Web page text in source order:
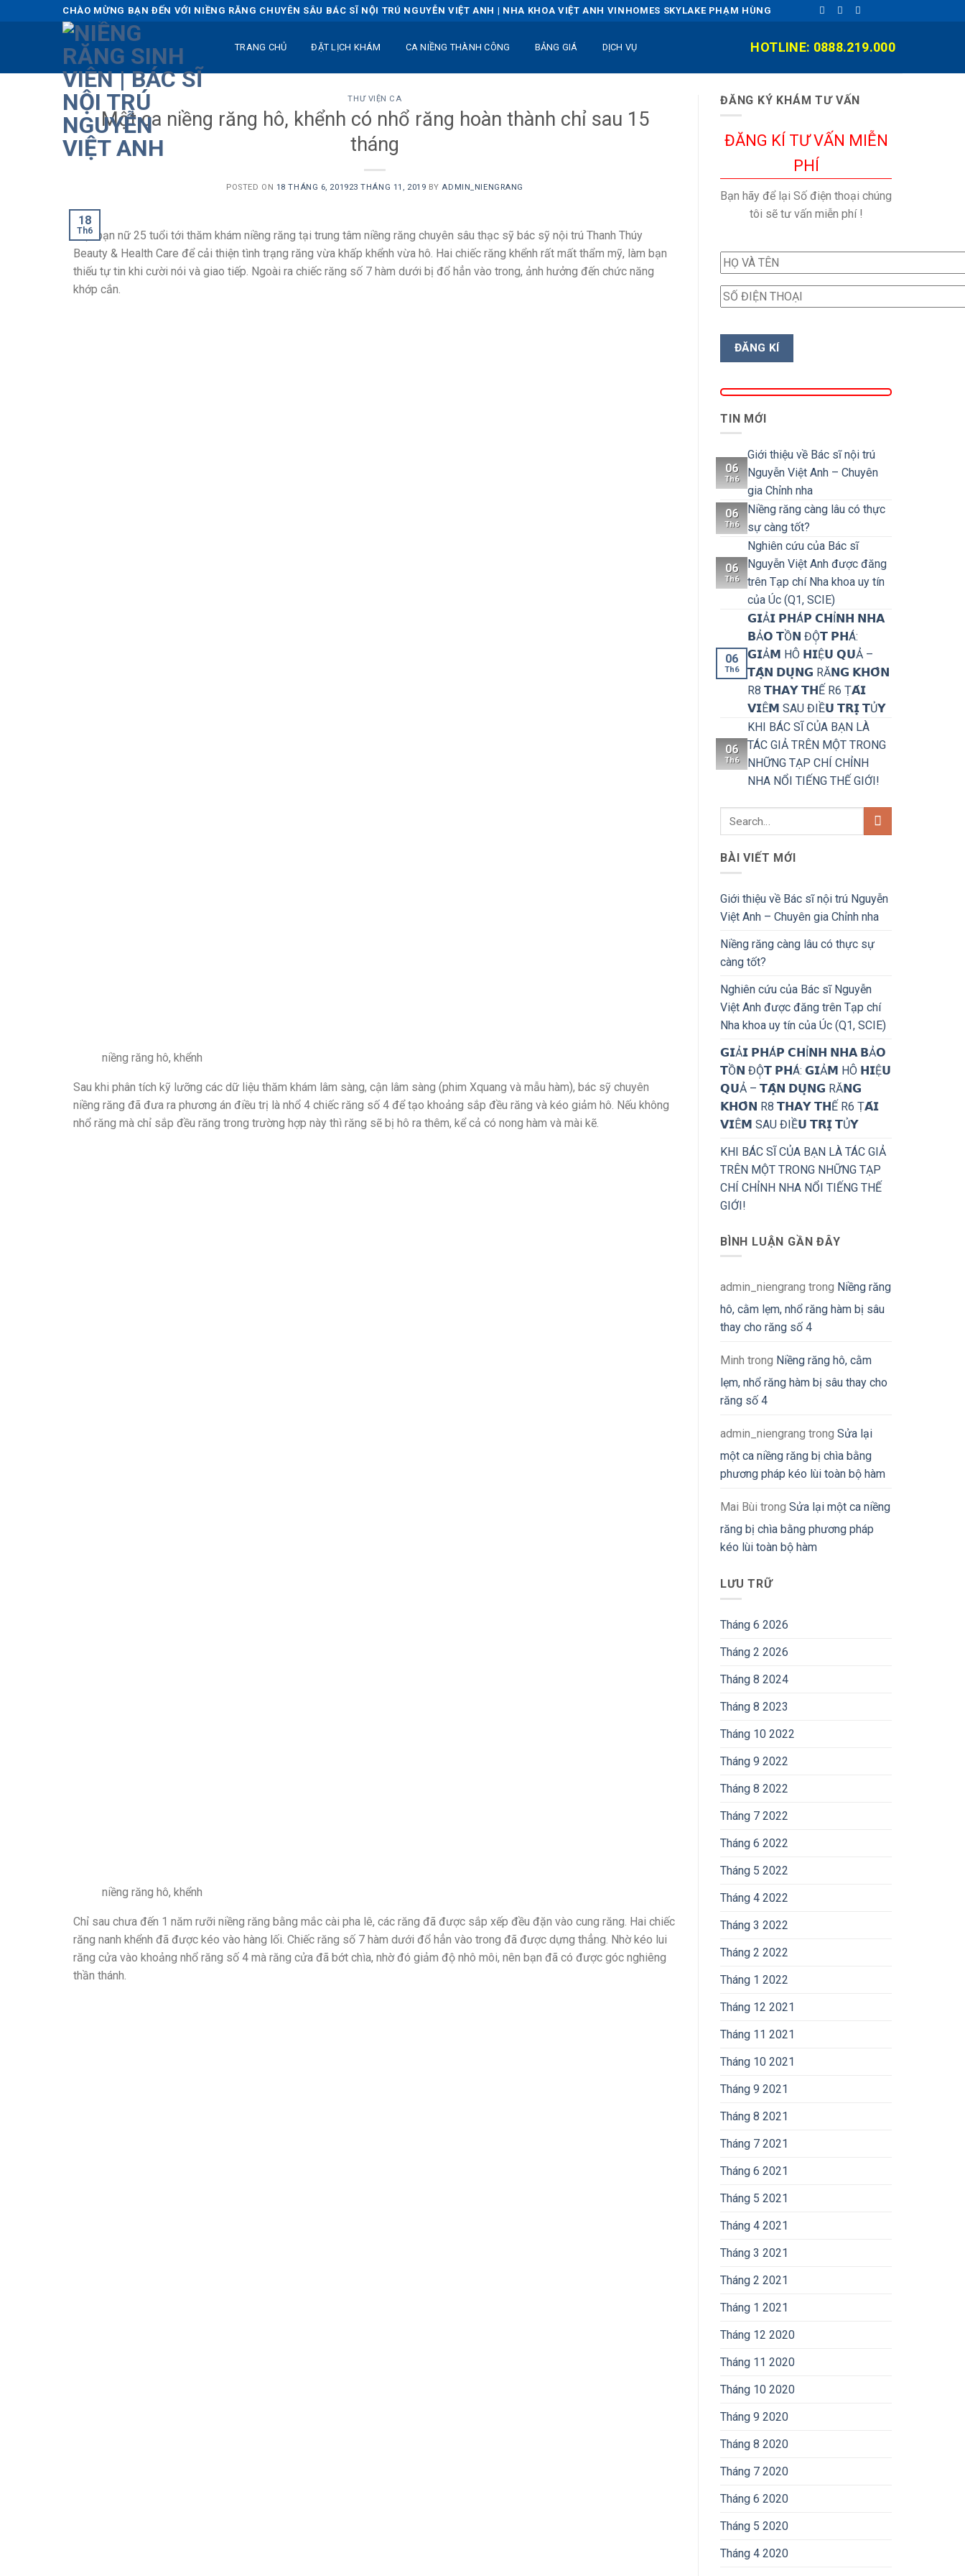
to
CHÀO MỪNG BẠN ĐẾN VỚI NIỀNG RĂNG CHUYÊN SÂU BÁC SĨ NỘI TRÚ NGUYỄN VIỆT ANH | NHA KHOA VIỆT ANH VINHOMES SKYLAKE PHẠM HÙNG
TRANG CHỦ ĐẶT LỊCH KHÁM CA NIỀNG THÀNH CÔNG BẢNG GIÁ DỊCH VỤ HOTLINE: 0888.219.000
THƯ VIỆN CA
Một ca niềng răng hô, khểnh có nhổ răng hoàn thành chỉ sau 15
tháng
POSTED ON 18 THÁNG 6, 201923 THÁNG 11, 2019 BY ADMIN_NIENGRANG
18
Th6
Một bạn nữ 25 tuổi tới thăm khám niềng răng tại trung tâm niềng răng chuyên sâu thạc sỹ bác sỹ nội trú Thanh Thúy
Beauty & Health Care để cải thiện tình trạng răng vừa khấp khểnh vừa hô. Hai chiếc răng khểnh rất mất thẩm mỹ, làm bạn
thiếu tự tin khi cười nói và giao tiếp. Ngoài ra chiếc răng số 7 hàm dưới bị đổ hẳn vào trong, ảnh hưởng đến chức năng
khớp cắn.
niềng răng hô, khểnh
Sau khi phân tích kỹ lưỡng các dữ liệu thăm khám lâm sàng, cận lâm sàng (phim Xquang và mẫu hàm), bác sỹ chuyên
niềng răng đã đưa ra phương án điều trị là nhổ 4 chiếc răng số 4 để tạo khoảng sắp đều răng và kéo giảm hô. Nếu không
nhổ răng mà chỉ sắp đều răng trong trường hợp này thì răng sẽ bị hô ra thêm, kể cả có nong hàm và mài kẽ.
niềng răng hô, khểnh
Chỉ sau chưa đến 1 năm rưỡi niềng răng bằng mắc cài pha lê, các răng đã được sắp xếp đều đặn vào cung răng. Hai chiếc
răng nanh khểnh đã được kéo vào hàng lối. Chiếc răng số 7 hàm dưới đổ hẳn vào trong đã được dựng thẳng. Nhờ kéo lui
răng cửa vào khoảng nhổ răng số 4 mà răng cửa đã bớt chìa, nhờ đó giảm độ nhô môi, nên bạn đã có được góc nghiêng
thần thánh.
ĐĂNG KÝ KHÁM TƯ VẤN
ĐĂNG KÍ TƯ VẤN MIỄN
PHÍ
Bạn hãy để lại Số điện thoại chúng
tôi sẽ tư vấn miễn phí !
TIN MỚI
06
Th6
Giới thiệu về Bác sĩ nội trú
Nguyễn Việt Anh – Chuyên
gia Chỉnh nha
06
Th6
Niềng răng càng lâu có thực
sự càng tốt?
06
Th6
Nghiên cứu của Bác sĩ
Nguyễn Việt Anh được đăng
trên Tạp chí Nha khoa uy tín
của Úc (Q1, SCIE)
06
Th6
𝗚𝗜Ả𝗜 𝗣𝗛Á𝗣 𝗖𝗛Ỉ𝗡𝗛 𝗡𝗛𝗔
𝗕Ả𝗢 𝗧Ồ𝗡 ĐỘ̣𝗧 𝗣𝗛Á:
𝗚𝗜Ả𝗠 HÔ 𝗛𝗜Ệ𝗨 𝗤𝗨Ả –
𝗧𝗔̣̂𝗡 𝗗𝗨̣𝗡𝗚 RĂ𝗡𝗚 𝗞𝗛𝗢̂𝗡
R8 𝗧𝗛𝗔𝗬 𝗧𝗛Ế R6 Ṭ𝗔́𝗜
𝗩𝗜Ê𝗠 SAU ĐIỀ𝗨 𝗧𝗥𝗜̣ 𝗧Ủ𝗬
06
Th6
KHI BÁC SĨ CỦA BẠN LÀ
TÁC GIẢ TRÊN MỘT TRONG
NHỮNG TẠP CHÍ CHỈNH
NHA NỔI TIẾNG THẾ GIỚI!
BÀI VIẾT MỚI
Giới thiệu về Bác sĩ nội trú Nguyễn
Việt Anh – Chuyên gia Chỉnh nha
Niềng răng càng lâu có thực sự
càng tốt?
Nghiên cứu của Bác sĩ Nguyễn
Việt Anh được đăng trên Tạp chí
Nha khoa uy tín của Úc (Q1, SCIE)
𝗚𝗜Ả𝗜 𝗣𝗛Á𝗣 𝗖𝗛Ỉ𝗡𝗛 𝗡𝗛𝗔 𝗕Ả𝗢
𝗧Ồ𝗡 ĐỘ̣𝗧 𝗣𝗛Á: 𝗚𝗜Ả𝗠 HÔ 𝗛𝗜Ệ𝗨
𝗤𝗨Ả – 𝗧𝗔̣̂𝗡 𝗗𝗨̣𝗡𝗚 RĂ𝗡𝗚
𝗞𝗛𝗢̂𝗡 R8 𝗧𝗛𝗔𝗬 𝗧𝗛Ế R6 Ṭ𝗔́𝗜
𝗩𝗜Ê𝗠 SAU ĐIỀ𝗨 𝗧𝗥𝗜̣ 𝗧Ủ𝗬
KHI BÁC SĨ CỦA BẠN LÀ TÁC GIẢ
TRÊN MỘT TRONG NHỮNG TẠP
CHÍ CHỈNH NHA NỔI TIẾNG THẾ
GIỚI!
BÌNH LUẬN GẦN ĐÂY
admin_niengrang trong Niềng răng
hô, cằm lẹm, nhổ răng hàm bị sâu
thay cho răng số 4
Minh trong Niềng răng hô, cằm
lẹm, nhổ răng hàm bị sâu thay cho
răng số 4
admin_niengrang trong Sửa lại
một ca niềng răng bị chìa bằng
phương pháp kéo lùi toàn bộ hàm
Mai Bùi trong Sửa lại một ca niềng
răng bị chìa bằng phương pháp
kéo lùi toàn bộ hàm
LƯU TRỮ
Tháng 6 2026
Tháng 2 2026
Tháng 8 2024
Tháng 8 2023
Tháng 10 2022
Tháng 9 2022
Tháng 8 2022
Tháng 7 2022
Tháng 6 2022
Tháng 5 2022
Tháng 4 2022
Tháng 3 2022
Tháng 2 2022
Tháng 1 2022
Tháng 12 2021
Tháng 11 2021
Tháng 10 2021
Tháng 9 2021
Tháng 8 2021
Tháng 7 2021
Tháng 6 2021
Tháng 5 2021
Tháng 4 2021
Tháng 3 2021
Tháng 2 2021
Tháng 1 2021
Tháng 12 2020
Tháng 11 2020
Tháng 10 2020
Tháng 9 2020
Tháng 8 2020
Tháng 7 2020
Tháng 6 2020
Tháng 5 2020
Tháng 4 2020